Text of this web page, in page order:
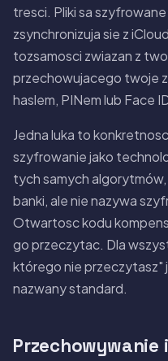
tresci. Pliki sa
zsynchronizuja sie z
tozsamosci zwiazan z
przechowujacego twoje
haslem, PINem lub Face
Jedna luka to
szyfrowanie jako
tych samych
banki, ale nie nazywa
Otwartosc kodu
go przeczytac. Dla
którego nie przeczytasz"
nazwany standard.
Przechowywanie